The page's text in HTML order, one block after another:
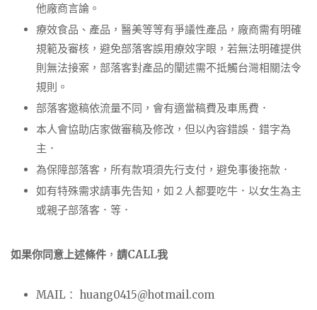
他廠商言論。
療效食品、產品，醫美等等有爭議性產品，廠商需有明確
規範及審核，避免部落客誤用療效字眼，若無法明確提供
則無法接案，部落客對產品的闡述需不抵觸台灣相關法令
規則。
部落客邀稿依流量不同，會有適當稿費及車馬費．
本人會協助店家做審稿及修改，但以內容錯誤．錯字為
主．
為保障部落客，所有款項須先行支付，避免事後拖款．
如有特殊需求請事先告知，如２人都要吃牛．以女生為主
或親子部落客．等．
如果你同意上述條件 ， 請CALL我
MAIL： huang0415@hotmail.com